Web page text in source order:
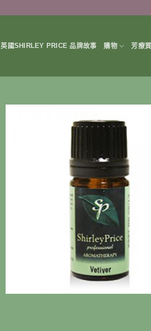
英國SHIRLEY PRICE 品牌故事 購物 芳療